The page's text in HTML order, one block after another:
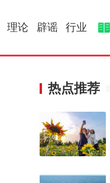
理论 辟谣 行业
热点推荐